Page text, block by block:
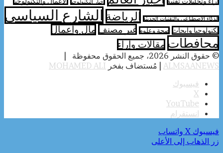
الذكاء الاصطناعي والتقنيات الحديثة الرياضة الشارع السياسي
تكنولوجيا وابحاث صحة وعلوم غير مصنف مال واعمال
محافطات مقالات وارآء
© حقوق النشر 2026، جميع الحقوق محفوظة |
ALMSAANEWS | مُستضاف بفخر MOHAMED ALI
فيسبوك
‫X
‫YouTube
انستقرام
فيسبوك ‫X واتساب
زر الذهاب إلى الأعلى